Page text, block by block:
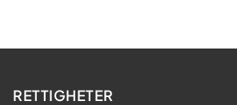
RETTIGHETER